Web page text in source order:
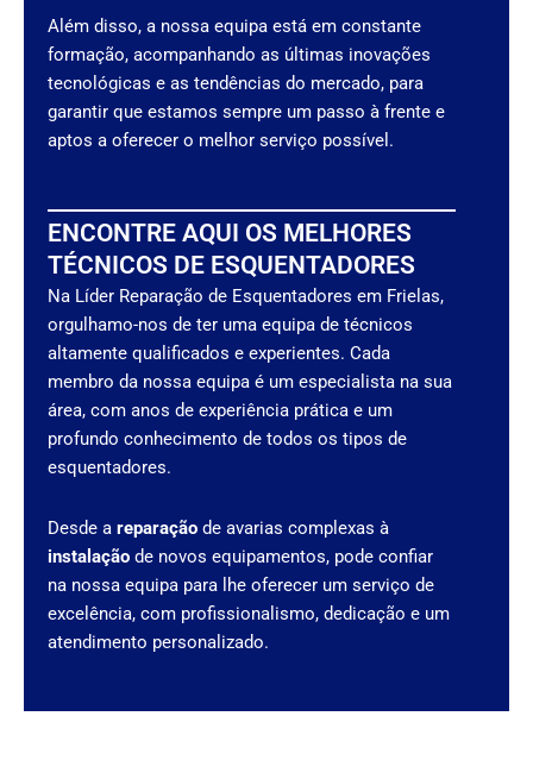
Além disso, a nossa equipa está em constante
formação, acompanhando as últimas inovações
tecnológicas e as tendências do mercado, para
garantir que estamos sempre um passo à frente e
aptos a oferecer o melhor serviço possível.
ENCONTRE AQUI OS MELHORES
TÉCNICOS DE ESQUENTADORES
Na Líder Reparação de Esquentadores em Frielas,
orgulhamo-nos de ter uma equipa de técnicos
altamente qualificados e experientes. Cada
membro da nossa equipa é um especialista na sua
área, com anos de experiência prática e um
profundo conhecimento de todos os tipos de
esquentadores.
Desde a reparação de avarias complexas à
instalação de novos equipamentos, pode confiar
na nossa equipa para lhe oferecer um serviço de
excelência, com profissionalismo, dedicação e um
atendimento personalizado.